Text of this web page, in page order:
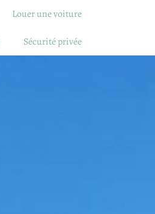
Louer une voiture
Sécurité privée